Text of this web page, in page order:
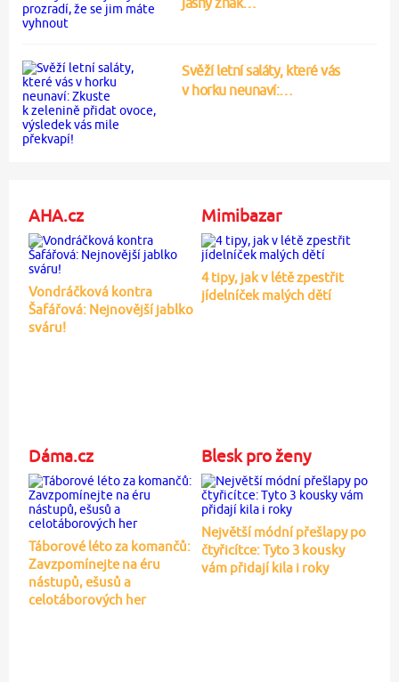
Svěží letní saláty, které vás
v horku neunaví:…
AHA.cz
Vondráčková kontra
Šafářová: Nejnovější jablko
sváru!
Mimibazar
4 tipy, jak v létě zpestřit
jídelníček malých dětí
Dáma.cz
Táborové léto za komančů:
Zavzpomínejte na éru
nástupů, ešusů a
celotáborových her
Blesk pro ženy
Největší módní přešlapy po
čtyřicítce: Tyto 3 kousky
vám přidají kila i roky